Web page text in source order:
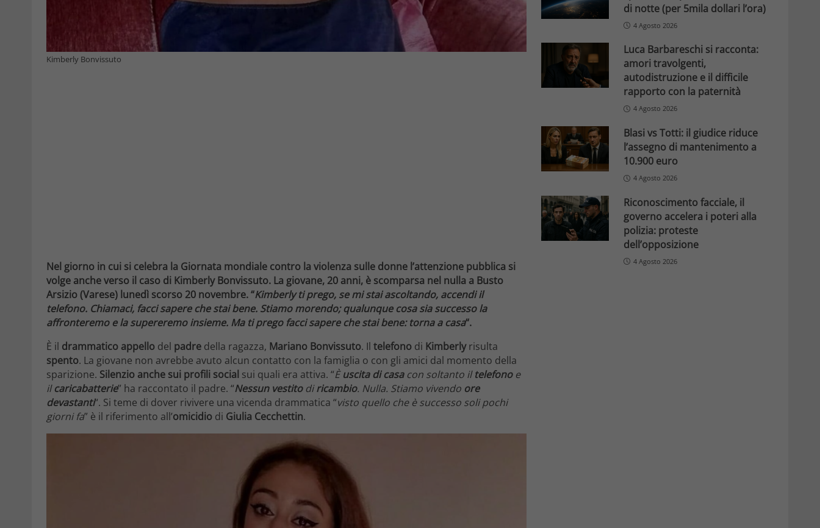
Kimberly Bonvissuto
Nel giorno in cui si celebra la Giornata mondiale contro la violenza sulle donne l’attenzione pubblica si
volge anche verso il caso di Kimberly Bonvissuto. La giovane, 20 anni, è scomparsa nel nulla a Busto
Arsizio (Varese) lunedì scorso 20 novembre. “Kimberly ti prego, se mi stai ascoltando, accendi il
telefono. Chiamaci, facci sapere che stai bene. Stiamo morendo; qualunque cosa sia successo la
affronteremo e la supereremo insieme. Ma ti prego facci sapere che stai bene: torna a casa“.
È il drammatico appello del padre della ragazza, Mariano Bonvissuto. Il telefono di Kimberlyrisulta
spento. La giovane non avrebbe avuto alcun contatto con la famiglia o con gli amici dal momento della
sparizione. Silenzio anche sui profili social sui quali era attiva. “Èuscita di casacon soltanto iltelefonoe
ilcaricabatterie” ha raccontato il padre. “Nessun vestitodiricambio. Nulla. Stiamo vivendo ore
devastanti“. Si teme di dover rivivere una vicenda drammatica “visto quello che è successo soli pochi
giorni fa” è il riferimento all’omicidio di Giulia Cecchettin.
di notte (per 5mila dollari l’ora)
4 Agosto 2026
Luca Barbareschi si racconta:
amori travolgenti,
autodistruzione e il difficile
rapporto con la paternità
4 Agosto 2026
Blasi vs Totti: il giudice riduce
l’assegno di mantenimento a
10.900 euro
4 Agosto 2026
Riconoscimento facciale, il
governo accelera i poteri alla
polizia: proteste
dell’opposizione
4 Agosto 2026